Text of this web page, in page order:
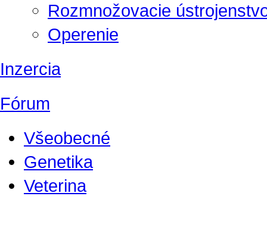
Rozmnožovacie
Operenie
Inzercia
Fórum
Všeobecné
Genetika
Veterina